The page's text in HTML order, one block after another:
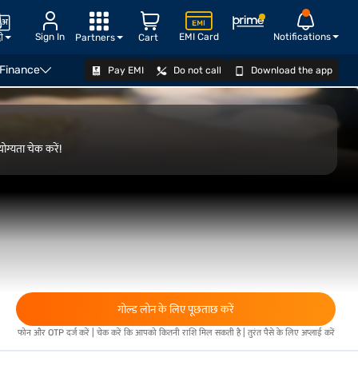
Sign In EMI Card Notifications
Cart
Partners
Pay EMI Do not call Download the app
योग्यता जानें
चेक करें!
गोल्ड लोन के लिए पूछताछ करें
फोन और OTP दर्ज करें | चेक करें कि आपको कितनी राशि मिल सकती है | तुरंत पैसे के लिए अप्लाई करें